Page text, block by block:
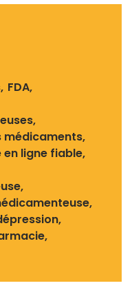
FDA
médicaments
ligne fiable